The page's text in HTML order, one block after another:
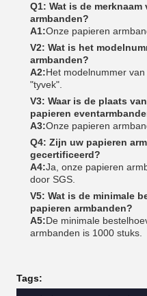
Q1: Wat is de
armbanden?
A1:Onze papieren
V2: Wat is het
armbanden?
A2:Het modelnummer
"tyvek".
V3: Waar is de plaats
papieren
A3:Onze papieren
Q4: Zijn uw papieren
gecertificeerd?
A4:Ja, onze papieren
door SGS.
V5: Wat is de minimale
papieren armbanden?
A5:De minimale
armbanden is 1000 stuks.
Tags: